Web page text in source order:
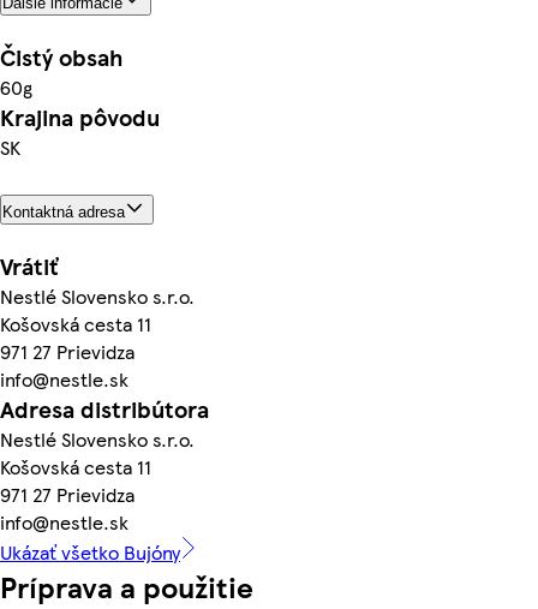
Čistý obsah
60g
Krajina pôvodu
SK
Kontaktná adresa
Vrátiť
Nestlé Slovensko s.r.o.
Košovská cesta 11
971 27 Prievidza
info@nestle.sk
Adresa distribútora
Nestlé Slovensko s.r.o.
Košovská cesta 11
971 27 Prievidza
info@nestle.sk
Ukázať všetko Bujóny
Príprava a použitie